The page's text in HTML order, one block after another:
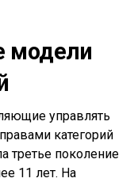
модели
управлять
категорий
третье поколение
11 лет. На